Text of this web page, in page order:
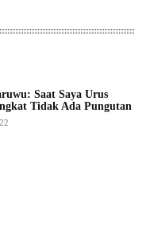
Saat Saya Urus
Tidak Ada Pungutan